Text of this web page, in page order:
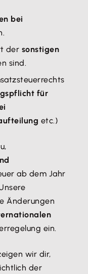
bei
der sonstigen
sind.
für
etc.)
ab dem Jahr
Änderungen
ein.
wir dir,
der